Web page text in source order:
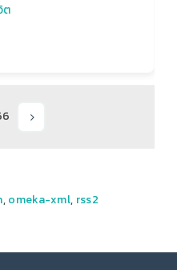
ต
,omeka-xml, rss2